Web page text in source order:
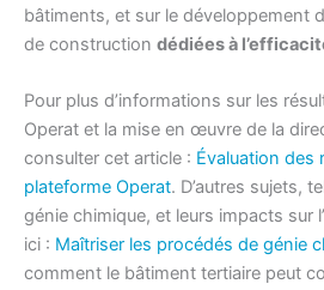
bâtiments, et sur le développement
de construction dédiées à
Pour plus d’informations sur les
Operat et la mise en œuvre de la
consulter cet article : Évaluation des
plateforme Operat. D’autres sujets,
génie chimique, et leurs impacts sur
ici : Maîtriser les procédés de génie
comment le bâtiment tertiaire peut